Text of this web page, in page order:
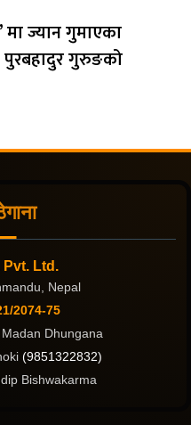
मा ज्यान गुमाएका
पुरबहादुर गुरुङको
Pvt. Ltd.
Nepal
2074-75
Madan Dhungana
(9851322832)
Bishwakarma